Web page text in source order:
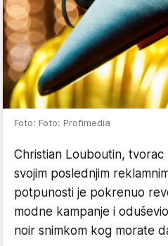
Foto: Foto: Profimedia
Christian Louboutin,
svojim poslednjim
potpunosti je pokrenuo
modne kampanje i
noir snimkom kog morate